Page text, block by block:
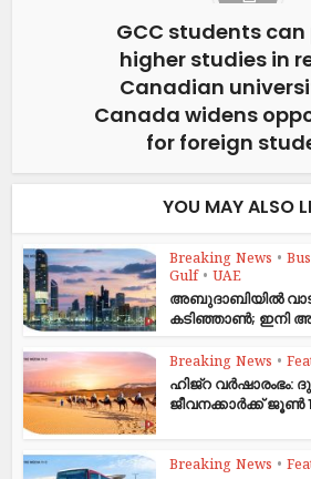
GCC students can
higher studies in
Canadian
Canada widens
for foreign
YOU MAY ALSO
Breaking News •
Gulf • UAE
അബുദാബിയിൽ
കടിഞ്ഞാൺ; ഇനി
Breaking News •
ഹിജ്‌റ വർഷാരംഭം:
ജീവനക്കാർക്ക് ജൂൺ
Breaking News •